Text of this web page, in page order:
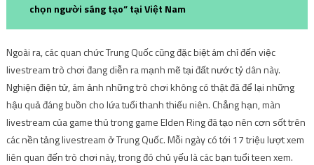
chọn người sáng tạo” tại Việt Nam
Ngoài ra, các quan chức Trung Quốc cũng đặc biệt ám chỉ đến việc
livestream trò chơi đang diễn ra mạnh mẽ tại đất nước tỷ dân này.
Nghiện điện tử, ám ảnh những trò chơi không có thật đã để lại những
hậu quả đáng buồn cho lứa tuổi thanh thiếu niên. Chẳng hạn, màn
livestream của game thủ trong game Elden Ring đã tạo nên cơn sốt trên
các nền tảng livestream ở Trung Quốc. Mỗi ngày có tới 17 triệu lượt xem
liên quan đến trò chơi này, trong đó chủ yếu là các bạn tuổi teen xem.